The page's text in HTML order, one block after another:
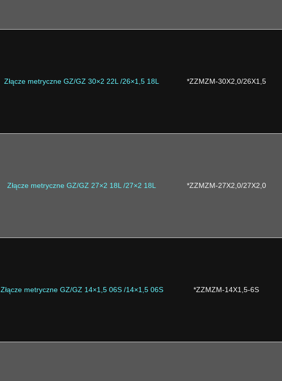
Złącze metryczne GZ/GZ 30×2 22L /26×1,5 18L *ZZMZM-30X2,0/26X1,5
Złącze metryczne GZ/GZ 27×2 18L /27×2 18L *ZZMZM-27X2,0/27X2,0
Złącze metryczne GZ/GZ 14×1,5 06S /14×1,5 06S *ZZMZM-14X1,5-6S